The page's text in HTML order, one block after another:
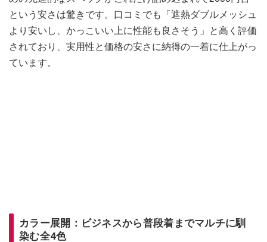
という安さは驚きです。口コミでも「遮熱ダブルメッシュ
より安いし、かっこいい上に性能も良さそう」と高く評価
されており、実用性と価格の安さに納得の一着に仕上がっ
ています。
カラー展開：ビジネスから普段着までマルチに馴
染む全4色